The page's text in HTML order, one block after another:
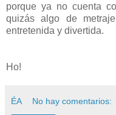
porque ya no cuenta
quizás algo de
entretenida y divertida.
Ho!
ÉA No hay comentarios: